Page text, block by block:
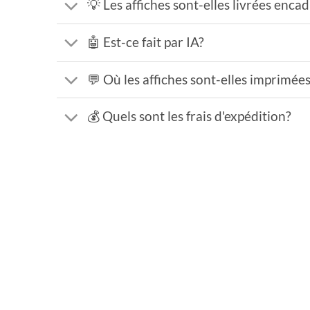
💡 Les affiches sont-elles livrées
🤖 Est-ce fait par IA?
💬 Où les affiches sont-elles
💰 Quels sont les frais d'expédition?